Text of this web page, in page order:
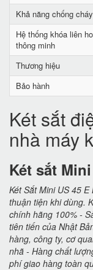
Khả năng chống cháy
Hệ thống khóa liên
thông minh
Thương hiệu
Bảo hành
Két sắt
nhà máy
Két sắt
Két Sắt Mini US 45
thuận tiện khi dùng.
chính hãng 100% -
tiên tiến của Nhật
hàng, công ty, cơ
nhã - Hàng chất
phí giao hàng toàn